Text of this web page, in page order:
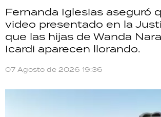
Fernanda Iglesias aseguró
video presentado en la
que las hijas de Wanda
Icardi aparecen llorando.
07 Agosto de 2026 19:36